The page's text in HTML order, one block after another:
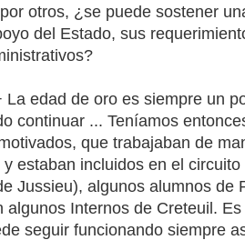
otros, ¿se puede sostener
del Estado, sus
La edad de oro es siempre un
continuar ... Teníamos
que trabajaban de
estaban incluidos en el
Jussieu), algunos alumnos de
algunos Internos de Creteuil.
seguir funcionando siempre